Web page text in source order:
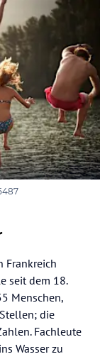
Frankreich
seit dem 18.
Menschen,
die
Fachleute
Wasser zu